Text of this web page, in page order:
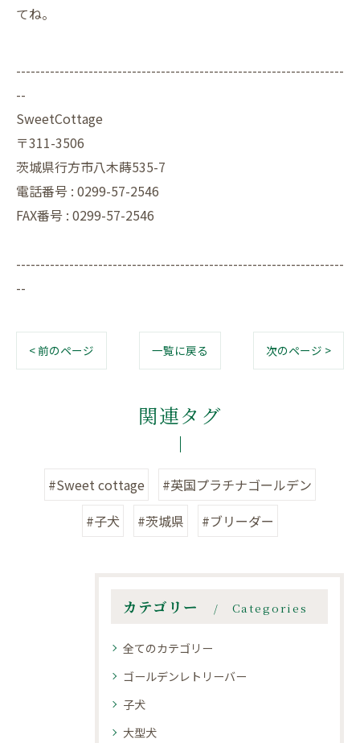
てね。
--------------------------------------------------------------------
--
SweetCottage
〒311-3506
茨城県行方市八木蒔535-7
電話番号 : 0299-57-2546
FAX番号 : 0299-57-2546
--------------------------------------------------------------------
--
< 前のページ 一覧に戻る 次のページ >
関連タグ
#Sweet cottage
#英国プラチナゴールデン
#子犬
#茨城県 #ブリーダー
カテゴリー Categories
全てのカテゴリー
ゴールデンレトリーバー
子犬
大型犬